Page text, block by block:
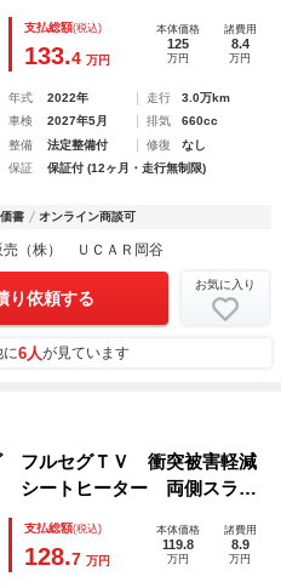
衝突被害軽減ブレーキ・車線
フォグランプ・オートライ
ーター・寒冷地・ワンオーナ
支払総額(税込)
133.4 万円
本体価格
125
万円
諸費用
8.4
万円
年式 2022年 走行
3.0万km
車検
2027年5月 排気
660cc
整備
法定整備付 修復
なし
保証
保証付 (12ヶ月・走行無制限)
書 オンライン商談可
売（株） ＵＣＡＲ岡谷
り依頼する
お気に入り
に6人が見ています
フルセグＴＶ 衝突被害軽減
シートヒーター 両側スライ
０ｋｍ
支払総額(税込)
128.7 万円
本体価格
119.8
万円
諸費用
8.9
万円